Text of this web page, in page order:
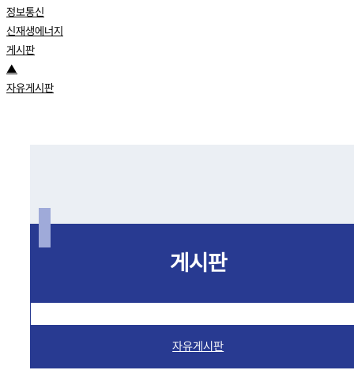
정보통신
신재생에너지
게시판
▲
자유게시판
게시판
자유게시판